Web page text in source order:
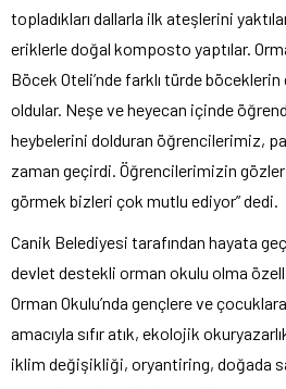
topladıkları dallarla ilk ateşlerini
eriklerle doğal komposto yaptılar.
Böcek Oteli’nde farklı türde
oldular. Neşe ve heyecan içinde
heybelerini dolduran öğrencilerimiz,
zaman geçirdi. Öğrencilerimizin
görmek bizleri çok mutlu ediyor” dedi.
Canik Belediyesi tarafından hayata
devlet destekli orman okulu olma
Orman Okulu’nda gençlere ve
amacıyla sıfır atık, ekolojik
iklim değişikliği, oryantiring, doğada